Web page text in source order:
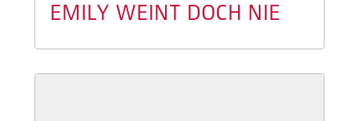
EMILY WEINT DOCH NIE